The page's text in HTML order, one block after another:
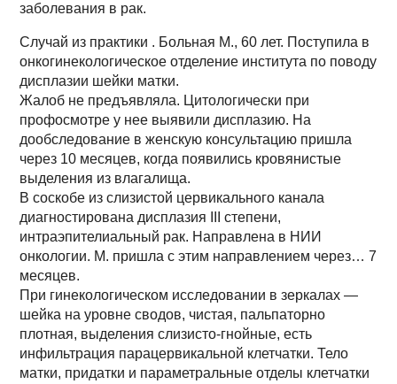
заболевания в рак.
Случай из практики . Больная М., 60 лет. Поступила в
онкогинекологическое отделение института по поводу
дисплазии шейки матки.
Жалоб не предъявляла. Цитологически при
профосмотре у нее выявили дисплазию. На
дообследование в женскую консультацию пришла
через 10 месяцев, когда появились кровянистые
выделения из влагалища.
В соскобе из слизистой цервикального канала
диагностирована дисплазия III степени,
интраэпителиальный рак. Направлена в НИИ
онкологии. М. пришла с этим направлением через… 7
месяцев.
При гинекологическом исследовании в зеркалах —
шейка на уровне сводов, чистая, пальпаторно
плотная, выделения слизисто-гнойные, есть
инфильтрация парацервикальной клетчатки. Тело
матки, придатки и параметральные отделы клетчатки